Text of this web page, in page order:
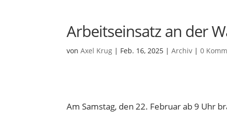
Arbeitseinsatz an der
vonAxel Krug | Feb. 16, 2025 |Archiv |0
Am Samstag, den 22. Februar ab 9 Uhr